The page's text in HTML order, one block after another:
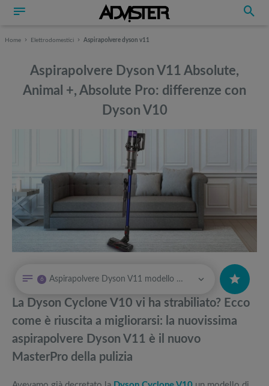
Home Elettrodomestici Aspirapolvere dyson v11
Aspirapolvere Dyson V11 Absolute,
Animal +, Absolute Pro: differenze con
Dyson V10
Classifica migliore scopa elettrica 2023
Motorhead: migliore scopa elettrica
Aspirapolvere senza filo Dyson V15 Detect vs Dyson V11
Attrezzi sportivi a metà prezzo Black Friday: Tapis roulant, cyclette,
Offerte robot aspirapolvere da non perdere nella Black Friday Week
6 Aspirapolvere Dyson V11 modello Absolute Pro | Miglior Dyson aspirapolvere 2019
La Dyson Cyclone V10 vi ha strabiliato? Ecco
come è riuscita a migliorarsi: la nuovissima
aspirapolvere Dyson V11 è il nuovo
MasterPro della pulizia